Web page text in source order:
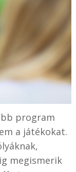
program
a játékokat.
megismerik